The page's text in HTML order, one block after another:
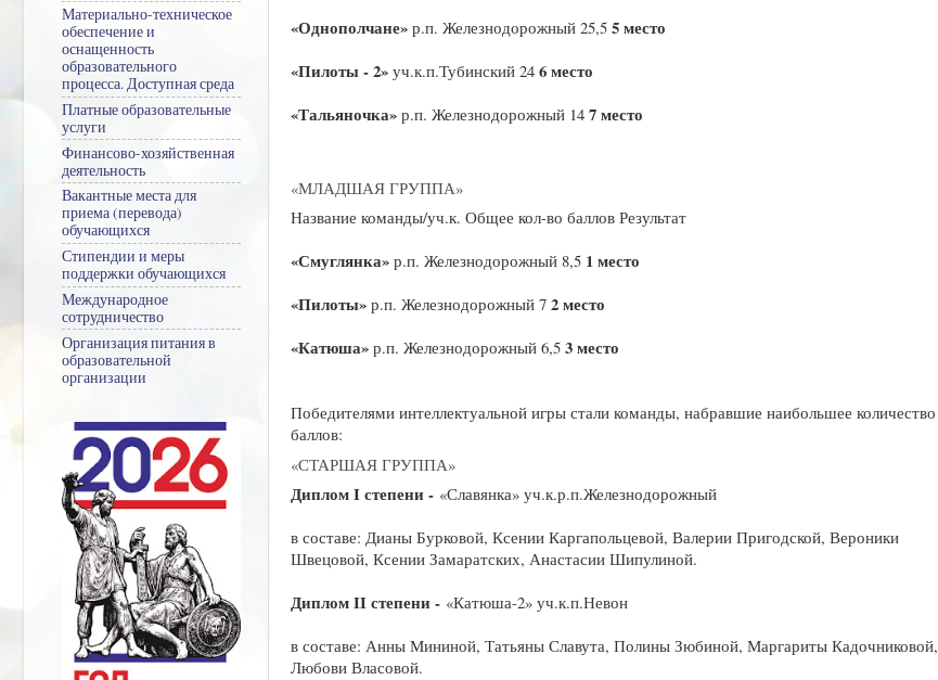
«Однополчане» р.п. Железнодорожный 25,5 5 место
«Пилоты - 2» уч.к.п.Тубинский 24 6 место
«Тальяночка» р.п. Железнодорожный 14 7 место
«МЛАДШАЯ ГРУППА»
Название команды/уч.к. Общее кол-во баллов Результат
«Смуглянка» р.п. Железнодорожный 8,5 1 место
«Пилоты» р.п. Железнодорожный 7 2 место
«Катюша» р.п. Железнодорожный 6,5 3 место
Победителями интеллектуальной игры стали команды, набравшие наибольшее количество
баллов:
«СТАРШАЯ ГРУППА»
Диплом I степени - «Славянка» уч.к.р.п.Железнодорожный
в составе: Дианы Бурковой, Ксении Каргапольцевой, Валерии Пригодской, Вероники
Швецовой, Ксении Замаратских, Анастасии Шипулиной.
Диплом II степени - «Катюша-2» уч.к.п.Невон
в составе: Анны Мининой, Татьяны Славута, Полины Зюбиной, Маргариты Кадочниковой,
Любови Власовой.
Материально-техническое
обеспечение и
оснащенность
образовательного
процесса. Доступная среда
Платные образовательные
услуги
Финансово-хозяйственная
деятельность
Вакантные места для
приема (перевода)
обучающихся
Стипендии и меры
поддержки обучающихся
Международное
сотрудничество
Организация питания в
образовательной
организации